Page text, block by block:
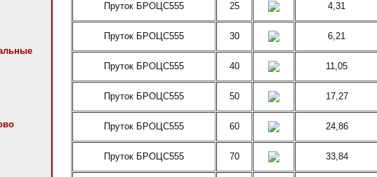
Пруток БРОЦС555 25 4,31
Пруток БРОЦС555 30 6,21
Пруток БРОЦС555 40 11,05
Пруток БРОЦС555 50 17,27
Пруток БРОЦС555 60 24,86
Пруток БРОЦС555 70 33,84